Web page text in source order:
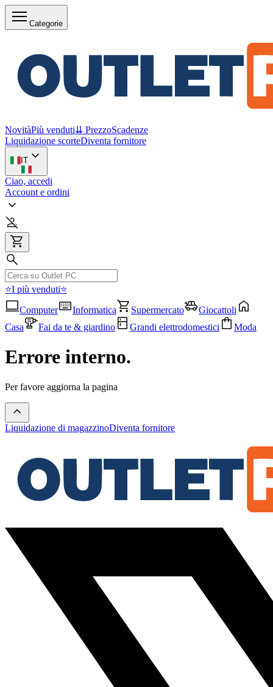
Categorie
NovitàPiù venduti⇊ PrezzoScadenze
Liquidazione scorteDiventa fornitore
IT
Ciao, accedi
Account e ordini
⭐I più venduti⭐
Computer
Informatica Supermercato
Giocattoli
Casa
Fai da te & giardino Grandi elettrodomestici Moda
Errore interno.
Per favore aggiorna la pagina
Liquidazione di magazzinoDiventa fornitore